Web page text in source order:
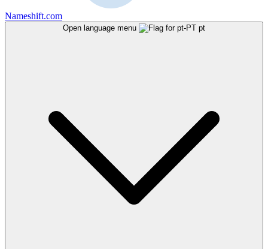
Nameshift.com
Open language menu pt